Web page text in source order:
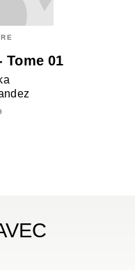
Tome 01